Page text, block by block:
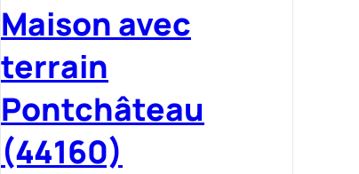
Maison avec
terrain
Pontchâteau
(44160)